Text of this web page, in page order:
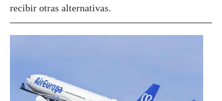
recibir otras alternativas.